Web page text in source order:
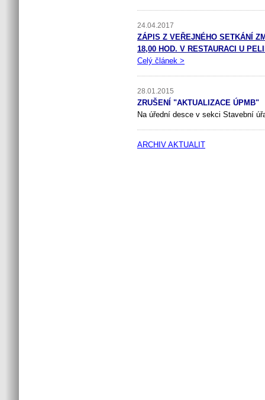
24.04.2017
ZÁPIS Z VEŘEJNÉHO SETKÁNÍ
18,00 HOD. V RESTAURACI U
Celý článek >
28.01.2015
ZRUŠENÍ "AKTUALIZACE ÚPMB"
Na úřední desce v sekci Stavební
ARCHIV AKTUALIT